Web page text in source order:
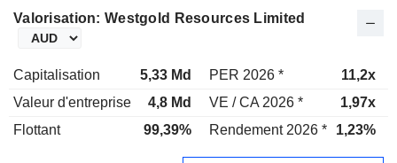
Valorisation: Westgold Resources Limited
Capitalisation 5,33 Md PER 2026 * 11,2x
Valeur d'entreprise
4,8 Md VE / CA 2026 * 1,97x
Flottant
99,39% Rendement 2026 * 1,23%